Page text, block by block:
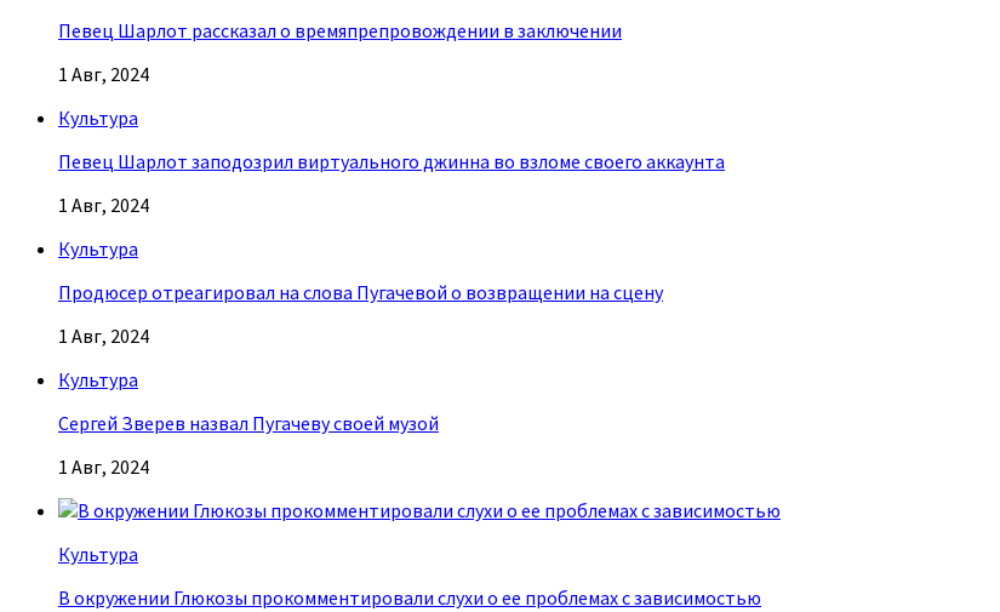
Певец Шарлот рассказал о времяпрепровождении в заключении
1 Авг, 2024
Культура
Певец Шарлот заподозрил виртуального джинна во взломе своего аккаунта
1 Авг, 2024
Культура
Продюсер отреагировал на слова Пугачевой о возвращении на сцену
1 Авг, 2024
Культура
Сергей Зверев назвал Пугачеву своей музой
1 Авг, 2024
Культура
В окружении Глюкозы прокомментировали слухи о ее проблемах с зависимостью